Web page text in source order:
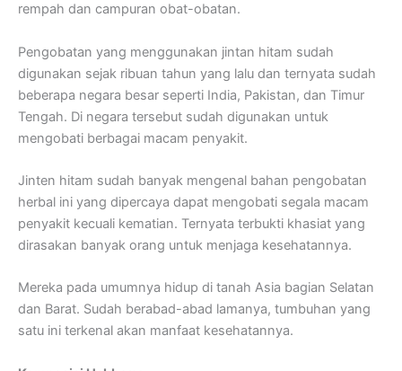
rempah dan campuran obat-obatan.
Pengobatan yang menggunakan jintan hitam sudah
digunakan sejak ribuan tahun yang lalu dan ternyata sudah
beberapa negara besar seperti India, Pakistan, dan Timur
Tengah. Di negara tersebut sudah digunakan untuk
mengobati berbagai macam penyakit.
Jinten hitam sudah banyak mengenal bahan pengobatan
herbal ini yang dipercaya dapat mengobati segala macam
penyakit kecuali kematian. Ternyata terbukti khasiat yang
dirasakan banyak orang untuk menjaga kesehatannya.
Mereka pada umumnya hidup di tanah Asia bagian Selatan
dan Barat. Sudah berabad-abad lamanya, tumbuhan yang
satu ini terkenal akan manfaat kesehatannya.